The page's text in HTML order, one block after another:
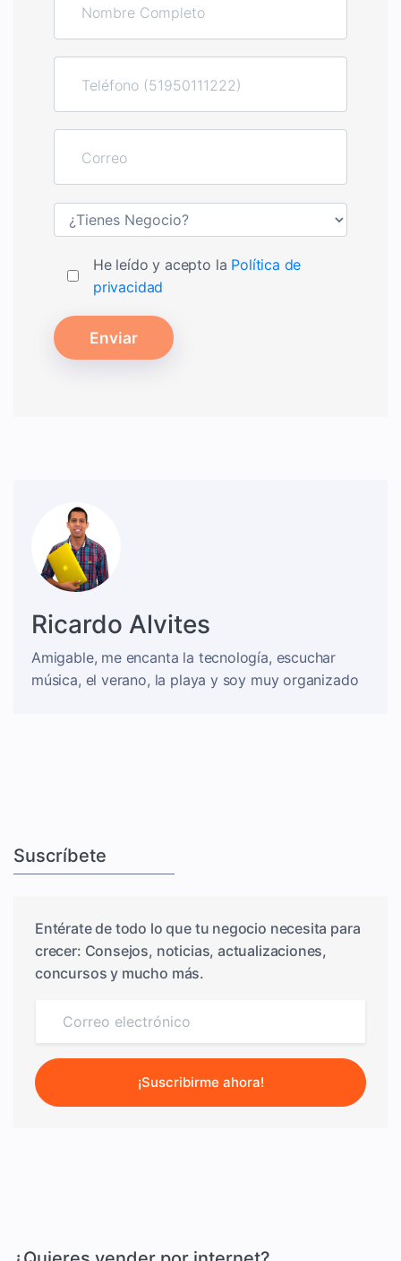
He leído y acepto la Política de
privacidad
Enviar
Ricardo Alvites
Amigable, me encanta la tecnología, escuchar
música, el verano, la playa y soy muy organizado
Suscríbete
Entérate de todo lo que tu negocio necesita para
crecer: Consejos, noticias, actualizaciones,
concursos y mucho más.
¡Suscribirme ahora!